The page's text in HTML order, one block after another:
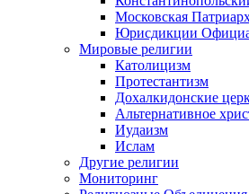
Московская
Юрисдикции
Мировые религии
Католицизм
Протестантизм
Дохалкидонские
Альтернативное
Иудаизм
Ислам
Другие религии
Мониторинг